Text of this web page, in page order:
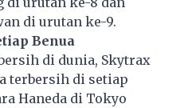
di urutan ke-9.
Benua
di dunia, Skytrax
terbersih di setiap
Haneda di Tokyo